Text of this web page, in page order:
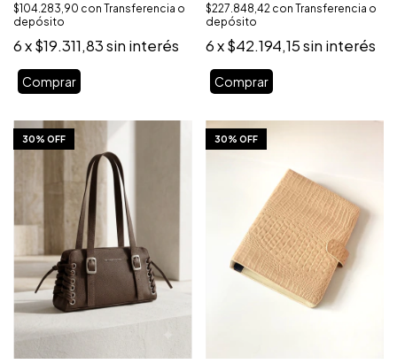
$104.283,90 con Transferencia o
depósito
6x$19.311,83sin interés
Comprar
$227.848,42 con Transferencia o
depósito
6x$42.194,15sin interés
Comprar
1/10
30% OFF 1/4
30% OFF